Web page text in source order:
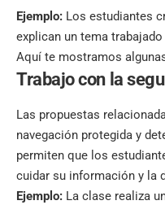
Ejemplo: Los estudiantes
explican un tema
Aquí te mostramos
Trabajo con la
Las propuestas
navegación protegida y
permiten que los
cuidar su información y la
Ejemplo: La clase realiza